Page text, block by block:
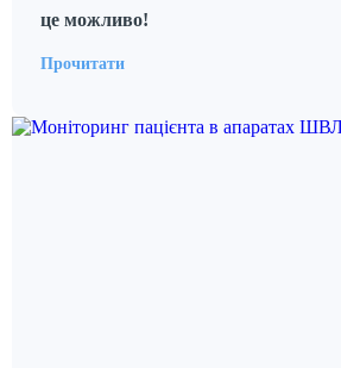
це можливо!
Прочитати